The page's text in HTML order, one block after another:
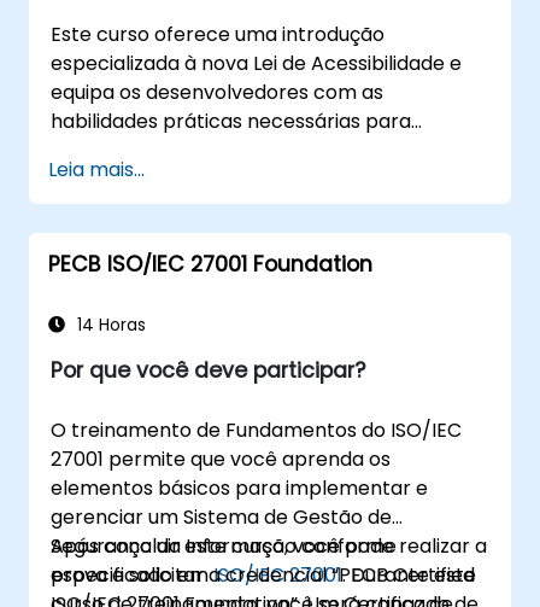
Este curso oferece uma introdução
especializada à nova Lei de Acessibilidade e
equipa os desenvolvedores com as
habilidades práticas necessárias para
totalmente acessíveis. O curso começa com
uma discussão contextual sobre a
importância e implicações da lei, antes de
passar rapidamente para práticas de
de testes para garantir a conformidade e
Leia mais...
PECB ISO/IEC 27001 Foundation
14 Horas
Por que você deve participar?
O treinamento de Fundamentos do ISO/IEC
27001 permite que você aprenda os
elementos básicos para implementar e
gerenciar um Sistema de Gestão de
Segurança da Informação conforme
especificado emISO/IEC 27001. Durante este
Após concluir este curso, você pode realizar a
prova e solicitar a credencial “PECB Certified